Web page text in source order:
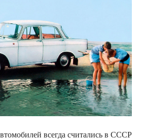
всегда считались в СССР